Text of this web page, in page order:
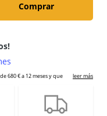
Comprar